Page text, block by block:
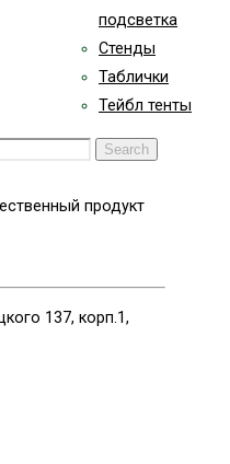
подсветка
Стенды
Таблички
Тейбл тенты
Search
продукт
137, корп.1,